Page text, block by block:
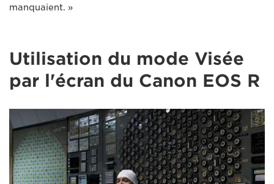
manquaient. »
Utilisation du mode Visée
par l'écran du Canon EOS R